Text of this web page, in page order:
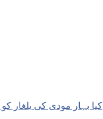
کیا بہار مودی کی یلغار